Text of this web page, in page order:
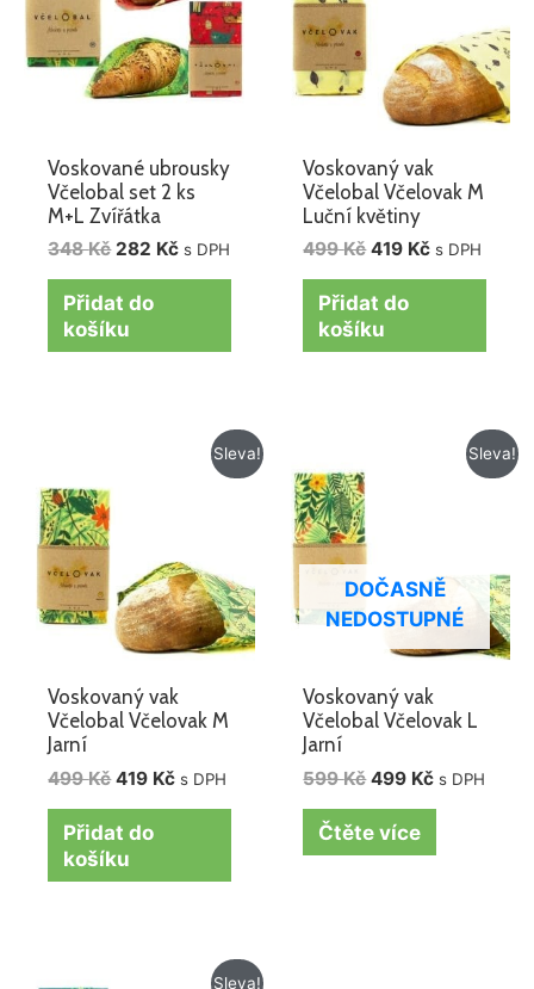
Voskované ubrousky
Včelobal set 2 ks
M+L Zvířátka
348Kč 282 Kč s DPH
Přidat do
košíku
Voskovaný vak
Včelobal Včelovak M
Luční květiny
499Kč 419 Kč s DPH
Přidat do
košíku
Sleva!
Voskovaný vak
Včelobal Včelovak M
Jarní
499Kč 419 Kč
Aktuální
cena
s DPH
Přidat do
košíku
Sleva!
DOČASNĚ
NEDOSTUPNÉ
Voskovaný vak
Včelobal Včelovak L
Jarní
599Kč 499 Kč
Aktuální
cena
s DPH
Čtěte více
Sleva!
Aktuální